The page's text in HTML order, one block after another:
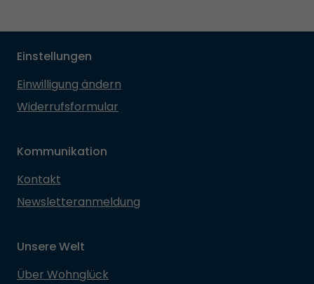
Einstellungen
Einwilligung ändern
Widerrufsformular
Kommunikation
Kontakt
Newsletteranmeldung
Unsere Welt
Über Wohnglück